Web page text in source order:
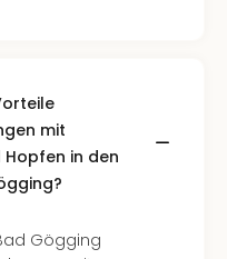
mit
in den
Gögging